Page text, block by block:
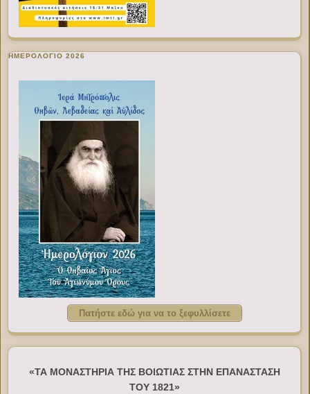
ΗΜΕΡΟΛΟΓΙΟ 2026
Πατήστε εδώ για να το ξεφυλλίσετε
«ΤΑ ΜΟΝΑΣΤΗΡΙΑ ΤΗΣ ΒΟΙΩΤΙΑΣ ΣΤΗΝ ΕΠΑΝΑΣΤΑΣΗ
ΤΟΥ 1821»